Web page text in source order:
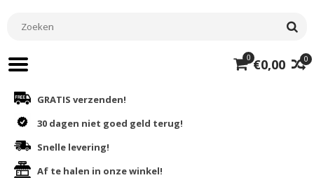
0
0 €0,00
GRATIS verzenden!
30 dagen niet goed geld terug!
Snelle levering!
Af te halen in onze winkel!